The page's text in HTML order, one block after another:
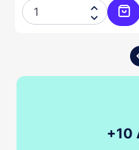
au panier


+10